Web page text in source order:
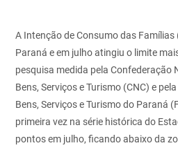
A Intenção de Consumo das Famílias
Paraná e em julho atingiu o limite
pesquisa medida pela Confederação
Bens, Serviços e Turismo (CNC) e
Bens, Serviços e Turismo do Paraná
primeira vez na série histórica do
pontos em julho, ficando abaixo da